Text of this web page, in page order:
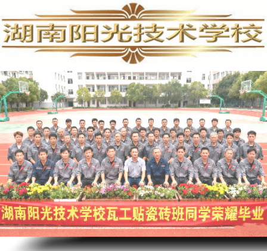
PLC培训,PLC编程培训,PLC培训学校,PLC编程培训学校